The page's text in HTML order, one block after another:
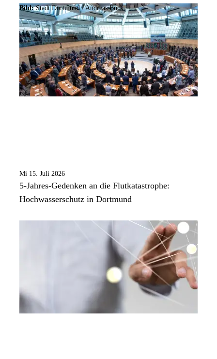
Bild:Stadt Dortmund /Andreas Buck
Mi 15. Juli 2026
5-Jahres-Gedenken an die Flutkatastrophe:
Hochwasserschutz in Dortmund